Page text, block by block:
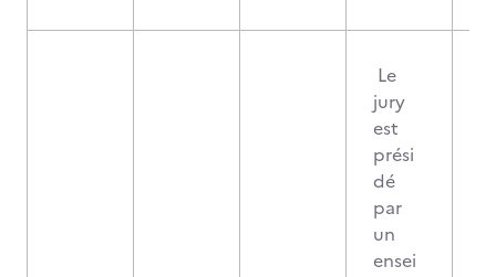
Le
jury
est
prési
dé
par
un
ensei